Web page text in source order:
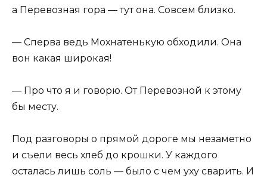
а Перевозная гора — тут она. Совсем близко.
— Сперва ведь Мохнатенькую обходили. Она
вон какая широкая!
— Про что я и говорю. От Перевозной к этому
бы месту.
Под разговоры о прямой дороге мы незаметно
и съели весь хлеб до крошки. У каждого
осталась лишь соль — было с чем уху сварить. И